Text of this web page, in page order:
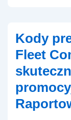
Fleet
Command:
Oferty
sezonowe,
Kody
ekskluzywne,
Kody
Fleet